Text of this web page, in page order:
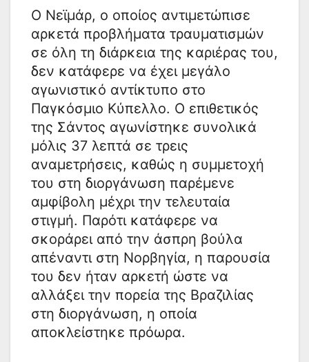
Ο Νεϊμάρ, ο οποίος αντιμετώπισε
αρκετά προβλήματα τραυματισμών
σε όλη τη διάρκεια της καριέρας του,
δεν κατάφερε να έχει μεγάλο
αγωνιστικό αντίκτυπο στο
Παγκόσμιο Κύπελλο. Ο επιθετικός
της Σάντος αγωνίστηκε συνολικά
μόλις 37 λεπτά σε τρεις
αναμετρήσεις, καθώς η συμμετοχή
του στη διοργάνωση παρέμενε
αμφίβολη μέχρι την τελευταία
στιγμή. Παρότι κατάφερε να
σκοράρει από την άσπρη βούλα
απέναντι στη Νορβηγία, η παρουσία
του δεν ήταν αρκετή ώστε να
αλλάξει την πορεία της Βραζιλίας
στη διοργάνωση, η οποία
αποκλείστηκε πρόωρα.